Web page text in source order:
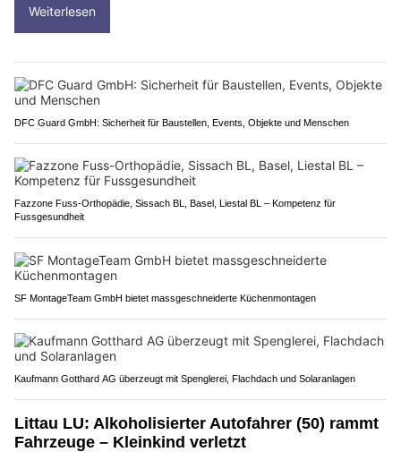
Weiterlesen
DFC Guard GmbH: Sicherheit für Baustellen, Events, Objekte und Menschen
Fazzone Fuss-Orthopädie, Sissach BL, Basel, Liestal BL – Kompetenz für
Fussgesundheit
SF MontageTeam GmbH bietet massgeschneiderte Küchenmontagen
Kaufmann Gotthard AG überzeugt mit Spenglerei, Flachdach und Solaranlagen
Littau LU: Alkoholisierter Autofahrer (50) rammt
Fahrzeuge – Kleinkind verletzt